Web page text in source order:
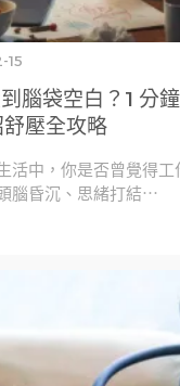
腦袋空白？1 分
壓全攻略
15
活中，你是否曾覺得
腦昏沉、思緒打結⋯